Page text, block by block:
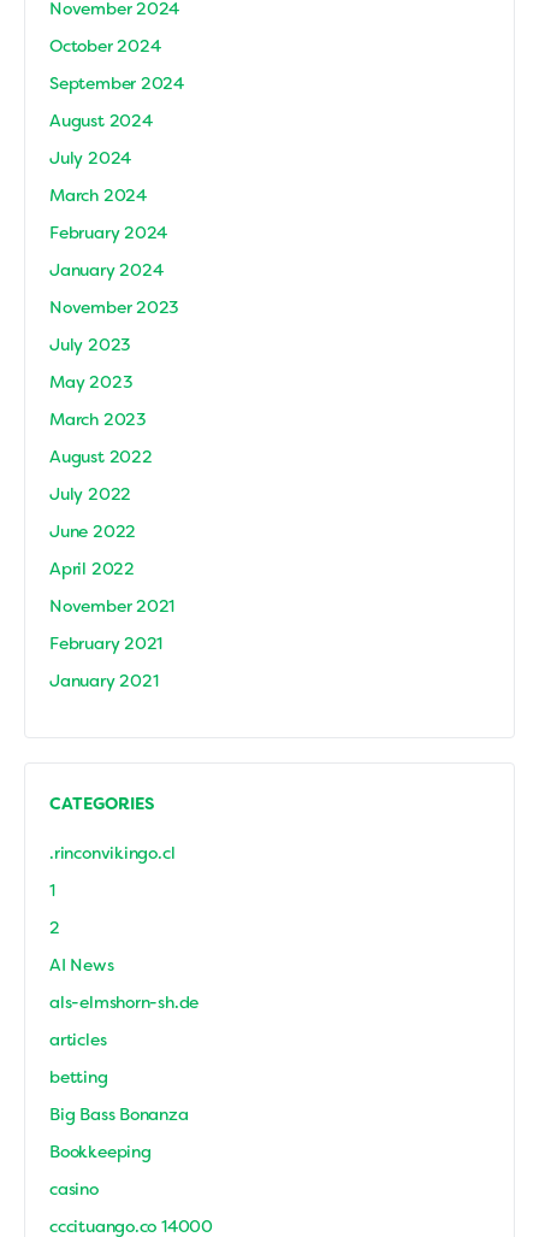
November 2024
October 2024
September 2024
August 2024
July 2024
March 2024
February 2024
January 2024
November 2023
July 2023
May 2023
March 2023
August 2022
July 2022
June 2022
April 2022
November 2021
February 2021
January 2021
CATEGORIES
.rinconvikingo.cl
1
2
AI News
als-elmshorn-sh.de
articles
betting
Big Bass Bonanza
Bookkeeping
casino
cccituango.co 14000